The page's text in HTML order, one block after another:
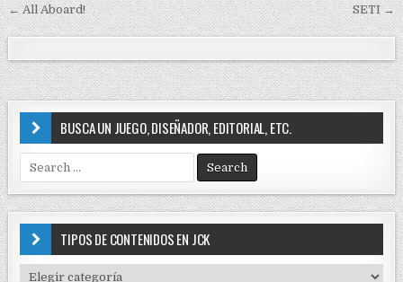
n
N
a
v
e
a
c
i
ó
n
← All Aboard! SETI →
BUSCA UN JUEGO, DISEÑADOR, EDITORIAL, ETC.
e
a
r
TIPOS DE CONTENIDOS EN JCK